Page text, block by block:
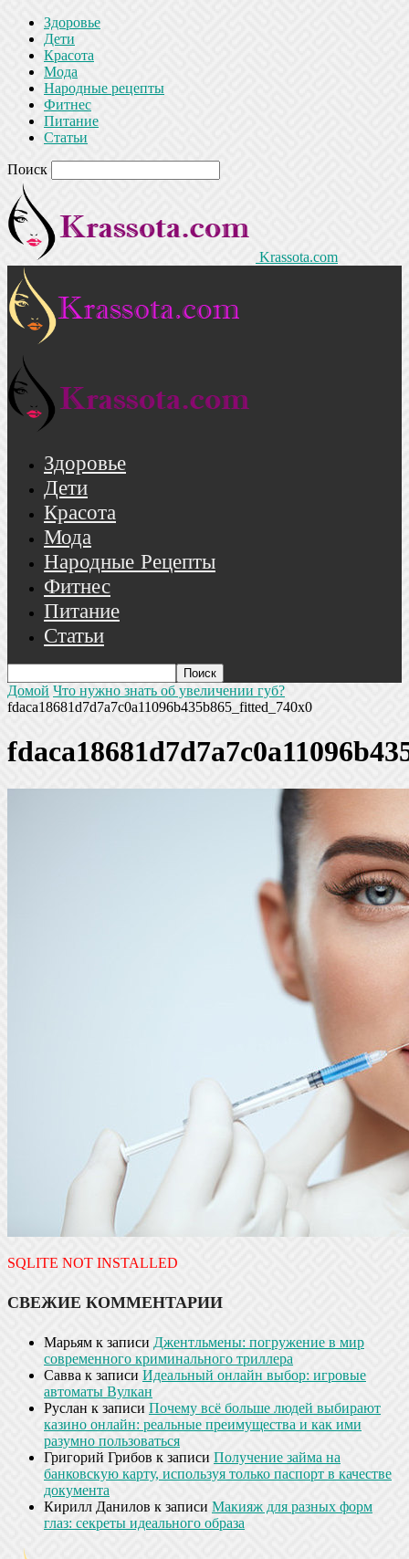
Здоровье
Дети
Красота
Мода
Народные рецепты
Фитнес
Питание
Статьи
Поиск
Krassota.com
Здоровье
Дети
Красота
Мода
Народные Рецепты
Фитнес
Питание
Статьи
Домой Что нужно знать об увеличении губ?
fdaca18681d7d7a7c0a11096b435b865_fitted_740x0
SQLITE NOT INSTALLED
СВЕЖИЕ КОММЕНТАРИИ
Марьям к записи Джентльмены: погружение в мир
современного криминального триллера
Савва к записи Идеальный онлайн выбор: игровые
автоматы Вулкан
Руслан к записи Почему всё больше людей выбирают
казино онлайн: реальные преимущества и как ими
разумно пользоваться
Григорий Грибов к записи Получение займа на
банковскую карту, используя только паспорт в качестве
документа
Кирилл Данилов к записи Макияж для разных форм
глаз: секреты идеального образа